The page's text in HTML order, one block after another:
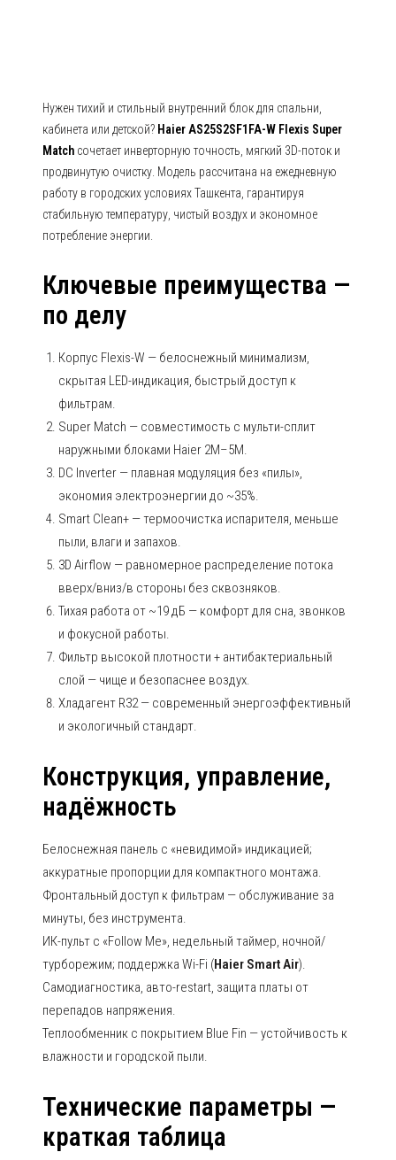
Нужен тихий и стильный внутренний блок для спальни,
кабинета или детской? Haier AS25S2SF1FA-W Flexis Super
Match сочетает инверторную точность, мягкий 3D-поток и
продвинутую очистку. Модель рассчитана на ежедневную
работу в городских условиях Ташкента, гарантируя
стабильную температуру, чистый воздух и экономное
потребление энергии.
Ключевые преимущества —
по делу
Корпус Flexis-W — белоснежный минимализм,
скрытая LED-индикация, быстрый доступ к
фильтрам.
Super Match — совместимость с мульти-сплит
наружными блоками Haier 2M–5M.
DC Inverter — плавная модуляция без «пилы»,
экономия электроэнергии до ~35%.
Smart Clean+ — термоочистка испарителя, меньше
пыли, влаги и запахов.
3D Airflow — равномерное распределение потока
вверх/вниз/в стороны без сквозняков.
Тихая работа от ~19 дБ — комфорт для сна, звонков
и фокусной работы.
Фильтр высокой плотности + антибактериальный
слой — чище и безопаснее воздух.
Хладагент R32 — современный энергоэффективный
и экологичный стандарт.
Конструкция, управление,
надёжность
Белоснежная панель с «невидимой» индикацией;
аккуратные пропорции для компактного монтажа.
Фронтальный доступ к фильтрам — обслуживание за
минуты, без инструмента.
ИК-пульт с «Follow Me», недельный таймер, ночной/
турборежим; поддержка Wi-Fi (Haier Smart Air).
Самодиагностика, авто-restart, защита платы от
перепадов напряжения.
Теплообменник с покрытием Blue Fin — устойчивость к
влажности и городской пыли.
Технические параметры —
краткая таблица